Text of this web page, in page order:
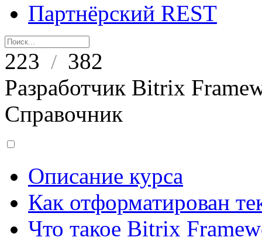
Партнёрский REST
223 / 382
Разработчик Bitrix
Справочник
Описание курса
Как отформатирован
Что такое Bitrix